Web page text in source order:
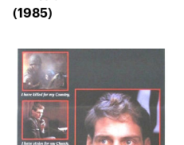
(1985)